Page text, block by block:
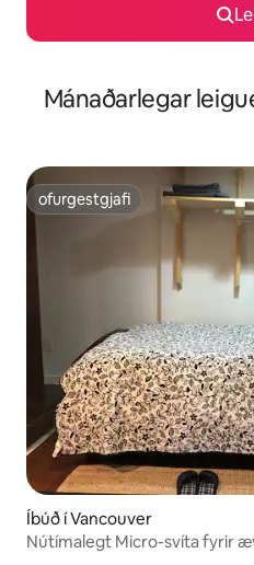
Mánaðarlegar
ofurgestgjafi
ofurgestgjafi
Íbúð í Vancouver
Nútímalegt Micro-svíta fyrir